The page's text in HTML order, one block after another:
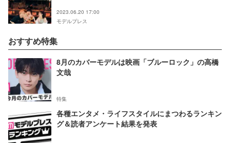
2023.06.20 17:00
モデルプレス
おすすめ特集
8月のカバーモデルは映画「ブルーロック」の高橋
文哉
特集
各種エンタメ・ライフスタイルにまつわるランキン
グ＆読者アンケート結果を発表